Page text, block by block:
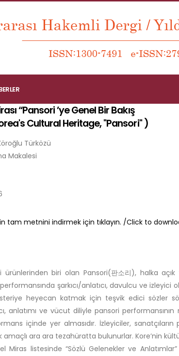
“Pansori ’ye Genel Bir Bakış
Cultural Heritage, "Pansori")
Türközü
Makalesi
tam metnini indirmek için tıklayın. /Click to
biri olan Pansori(판소리), halka
şarkıcı/anlatıcı, davulcu ve
heyecan katmak için teşvik edici sözler
anlatımı ve vücut diliyle pansori
içinde yer almasıdır. İzleyiciler, sanatçıların
ara ara tezahüratta bulunurlar. Kore’nin
Miras listesinde “Sözlü Gelenekler ve Anlatımlar”